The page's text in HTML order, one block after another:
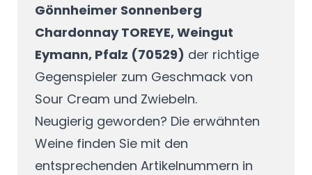
Gönnheimer Sonnenberg
Chardonnay TOREYE, Weingut
Eymann, Pfalz (70529) der richtige
Gegenspieler zum Geschmack von
Sour Cream und Zwiebeln.
Neugierig geworden? Die erwähnten
Weine finden Sie mit den
entsprechenden Artikelnummern in